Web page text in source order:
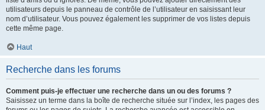
utilisateurs depuis le panneau de contrôle de l’utilisateur en saisissant leur
nom d’utilisateur. Vous pouvez également les supprimer de vos listes depuis
cette même page.
Haut
Recherche dans les forums
Comment puis-je effectuer une recherche dans un ou des forums ?
Saisissez un terme dans la boîte de recherche située sur l’index, les pages des